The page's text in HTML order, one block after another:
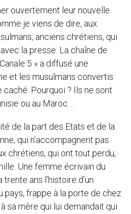
ouvertement leur nouvelle
je viens de dire, aux
anciens chrétiens, qui
la presse. La chaîne de
5 » a diffusé une
et les musulmans convertis
caché. Pourquoi ? Ils ne sont
ou au Maroc…
de la part des Etats et de la
qui n’accompagnent pas
chrétiens, qui ont tout perdu,
Une femme écrivain du
ans l’histoire d’un
pays, frappe à la porte de chez
sa mère qui lui demandait qui